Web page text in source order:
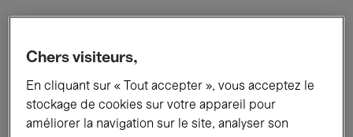
Tous les événements Concerts
Expositions Films Performances
Chers visiteurs,
En cliquant sur « Tout accepter », vous acceptez le
stockage de cookies sur votre appareil pour
améliorer la navigation sur le site, analyser son